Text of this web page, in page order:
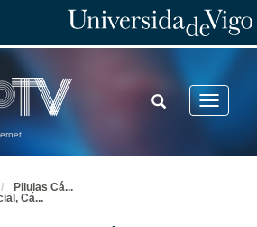
Toggle
TOGGLE
SEARCH
Pilulas Cá...
Cá...